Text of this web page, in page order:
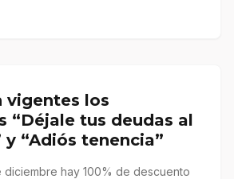
vigentes los
“Déjale tus deudas al
y “Adiós tenencia”
diciembre hay 100% de descuento